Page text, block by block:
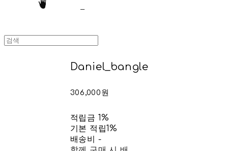
Daniel_bangle
306,000원
적립금 1%
기본 적립1%
배송비 -